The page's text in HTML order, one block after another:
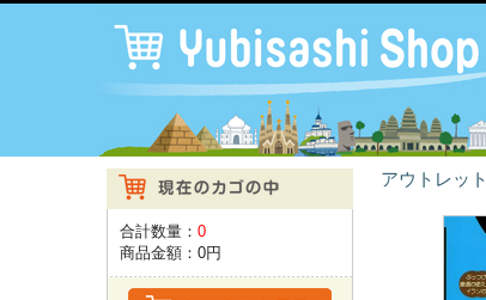
合計数量： 0
商品金額： 0円
アウトレット